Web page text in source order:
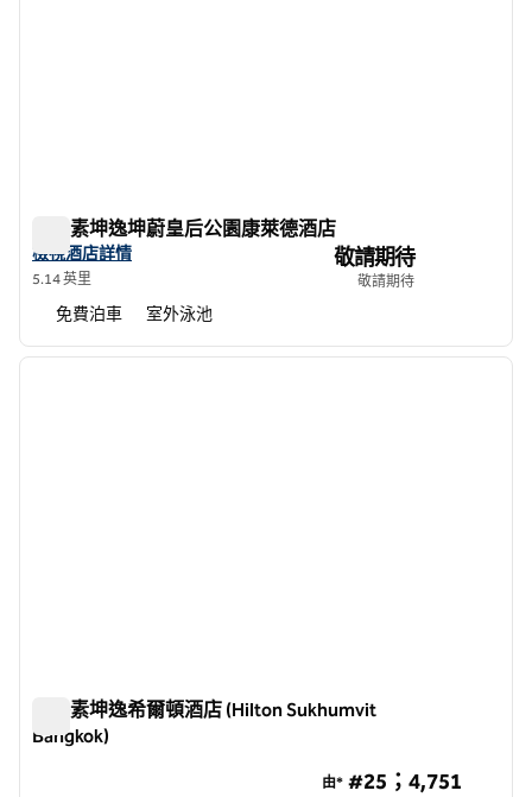
曼谷素坤逸坤蔚皇后公園康萊德酒店
曼谷素坤逸坤蔚皇后公園康萊德酒店
查看曼谷素坤逸坤蔚皇后公園康萊德酒店詳情
檢視酒店詳情
5.14 英里
敬請期待
敬請期待
免費泊車 室外泳池
第 1 頁，共 12 頁
下一
曼谷素坤逸希爾頓酒店 (Hilton Sukhumvit
Bangkok)
由* #25；4,751